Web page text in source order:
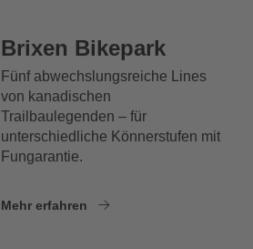
Brixen Bikepark
Fünf abwechslungsreiche Lines
von kanadischen
Trailbaulegenden – für
unterschiedliche Könnerstufen mit
Fungarantie.
Mehr erfahren